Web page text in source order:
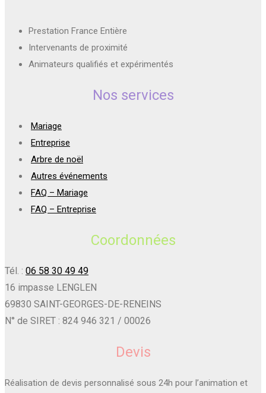
Prestation France Entière
Intervenants de proximité
Animateurs qualifiés et expérimentés
Nos services
Mariage
Entreprise
Arbre de noël
Autres événements
FAQ – Mariage
FAQ – Entreprise
Coordonnées
Tél. : 06 58 30 49 49
16 impasse LENGLEN
69830 SAINT-GEORGES-DE-RENEINS
N° de SIRET : 824 946 321 / 00026
Devis
Réalisation de devis personnalisé sous 24h pour l’animation et